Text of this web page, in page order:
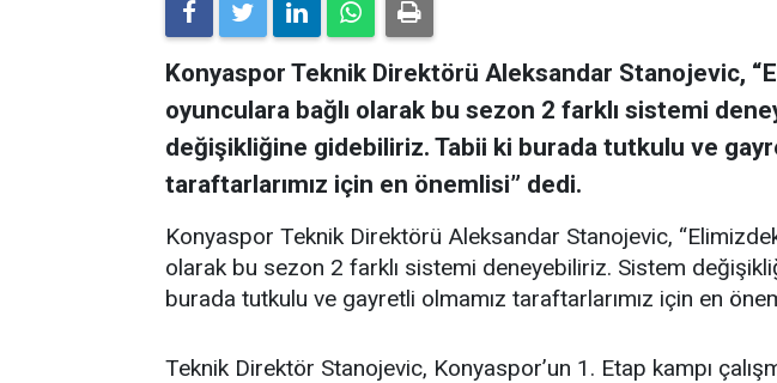
Konyaspor Teknik Direktörü Aleksandar Stanojevic,
oyunculara bağlı olarak bu sezon 2 farklı sistemi
değişikliğine gidebiliriz. Tabii ki burada tutkulu ve
taraftarlarımız için en önemlisi” dedi.
Konyaspor Teknik Direktörü Aleksandar Stanojevic,
olarak bu sezon 2 farklı sistemi deneyebiliriz. Sistem
burada tutkulu ve gayretli olmamız taraftarlarımız için en
Teknik Direktör Stanojevic, Konyaspor’un 1. Etap kampı